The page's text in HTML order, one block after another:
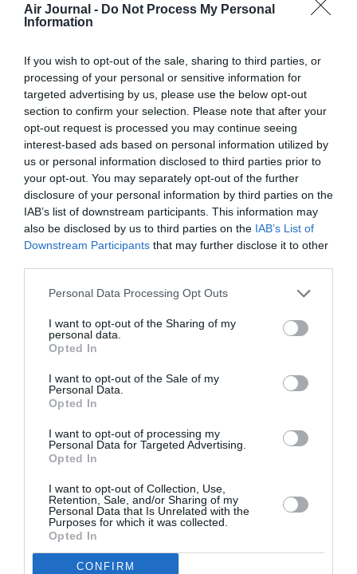
Air Journal - Do Not Process My Personal
Information
If you wish to opt-out of the sale, sharing to third parties, or
processing of your personal or sensitive information for
targeted advertising by us, please use the below opt-out
section to confirm your selection. Please note that after your
opt-out request is processed you may continue seeing
interest-based ads based on personal information utilized by
us or personal information disclosed to third parties prior to
your opt-out. You may separately opt-out of the further
disclosure of your personal information by third parties on the
IAB’s list of downstream participants. This information may
also be disclosed by us to third parties on the IAB’s List of
Downstream Participants that may further disclose it to other
Personal Data Processing Opt Outs
I want to opt-out of the Sharing of my
personal data.
Opted In
I want to opt-out of the Sale of my
Personal Data.
Opted In
I want to opt-out of processing my
Personal Data for Targeted Advertising.
Opted In
I want to opt-out of Collection, Use,
Retention, Sale, and/or Sharing of my
Personal Data that Is Unrelated with the
Purposes for which it was collected.
Opted In
CONFIRM
NOUS SOUTENIR
DERNIERS COMMENTAIRES
Tiloa commenté l'article :
Airbus A320neo et A350 : un défaut latent de bouton
Il s’est masturbé sur une passagère endormie : trois ans
de prison et interdiction de séjour en Thaïlande
LIRE AUSSI